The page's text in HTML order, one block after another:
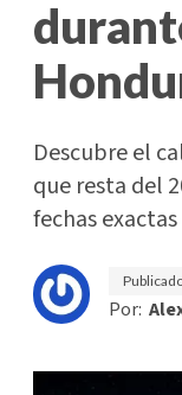
Descubre el
que resta del
fechas
Por: